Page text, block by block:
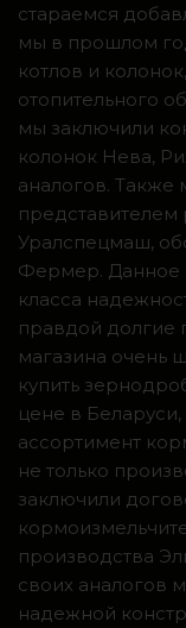
стараемся
мы в прошлом
котлов и
отопительного
мы заключили
колонок Нева,
аналогов.
представителем
Уралспецмаш,
Фермер. Данное
класса
правдой долгие
магазина очень
купить
цене в
ассортимент
не только
заключили
производства
своих аналогов
надежной